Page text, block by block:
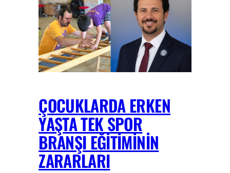
ÇOCUKLARDA ERKEN
YAŞTA TEK SPOR
BRANŞI EĞITIMININ
ZARARLARI